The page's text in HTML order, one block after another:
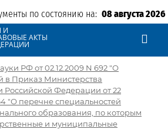
по состоянию на: 08 августа 2026
И
АКТЫ
РФ от 02.12.2009 N 692 "О
в Приказ Министерства
Российской Федерации от 22
"О перечне специальностей
образования, по которым
и муниципальные